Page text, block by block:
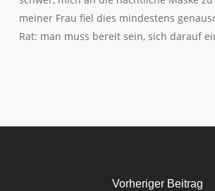
meiner Frau fiel dies mindestens
Rat: man muss bereit sein, sich darauf
Vorheriger Beitrag